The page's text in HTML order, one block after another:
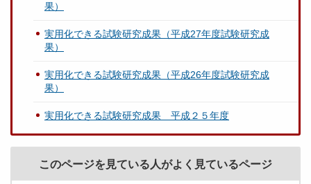
果）
実用化できる試験研究成果（平成27年度試験研究成
果）
実用化できる試験研究成果（平成26年度試験研究成
果）
実用化できる試験研究成果 平成２５年度
このページを見ている人がよく見ているページ